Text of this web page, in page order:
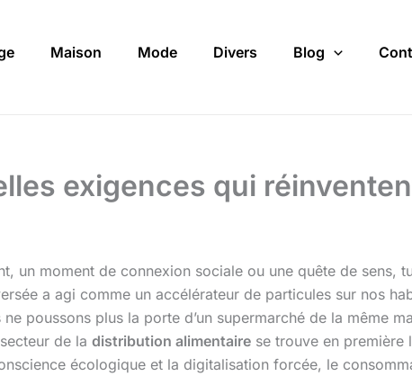
Maison Mode Divers Blog
exigences qui
un moment de connexion sociale ou une quête de sens,
a agi comme un accélérateur de particules sur nos
poussons plus la porte d’un supermarché de la même
de la distribution alimentaire se trouve en première
écologique et la digitalisation forcée, le